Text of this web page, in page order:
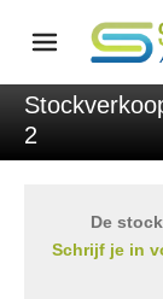
2
De
Schrijf je in